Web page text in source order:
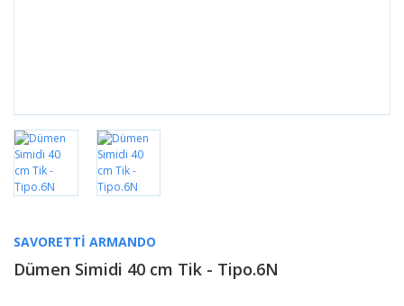
SAVORETTI ARMANDO
Dümen Simidi 40 cm Tik - Tipo.6N